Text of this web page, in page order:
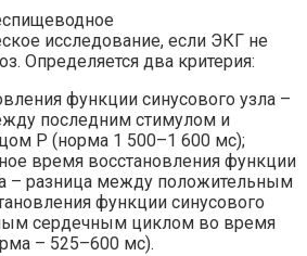
исследование, если ЭКГ не
Определяется два критерия:
функции синусового узла –
последним стимулом и
Р (норма 1 500–1 600 мс);
время восстановления функции
– разница между положительным
функции синусового
сердечным циклом во время
– 525–600 мс).